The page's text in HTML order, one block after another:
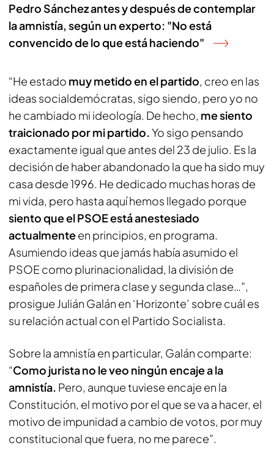
Pedro Sánchez antes y después de contemplar
la amnistía, según un experto: "No está
convencido de lo que está haciendo"
“He estado muy metido en el partido, creo en las
ideas socialdemócratas, sigo siendo, pero yo no
he cambiado mi ideología. De hecho, me siento
traicionado por mi partido.Yo sigo pensando
exactamente igual que antes del 23 de julio. Es la
decisión de haber abandonado la que ha sido muy
casa desde 1996. He dedicado muchas horas de
mi vida, pero hasta aquí hemos llegado porque
siento que el PSOE está anestesiado
actualmenteen principios, en programa.
Asumiendo ideas que jamás había asumido el
PSOE como plurinacionalidad, la división de
españoles de primera clase y segunda clase…”,
prosigue Julián Galán en ‘Horizonte’ sobre cuál es
su relación actual con el Partido Socialista.
Sobre la amnistía en particular, Galán comparte:
“Como jurista no le veo ningún encaje a la
amnistía. Pero, aunque tuviese encaje en la
Constitución, el motivo por el que se va a hacer, el
motivo de impunidad a cambio de votos, por muy
constitucional que fuera, no me parece”.